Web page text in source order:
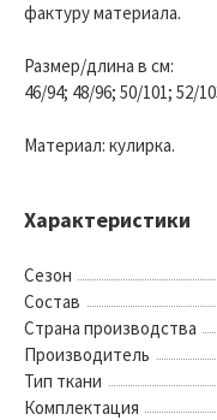
фактуру материала.
Размер/длина в см:
46/94; 48/96; 50/101; 52/
Материал: кулирка.
Характеристики
Сезон
Состав
Страна производства
Производитель
Тип ткани
Комплектация